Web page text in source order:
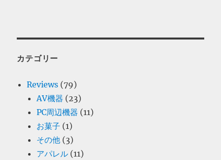
カテゴリー
Reviews (79)
AV機器 (23)
PC周辺機器 (11)
お菓子 (1)
その他 (3)
アパレル (11)